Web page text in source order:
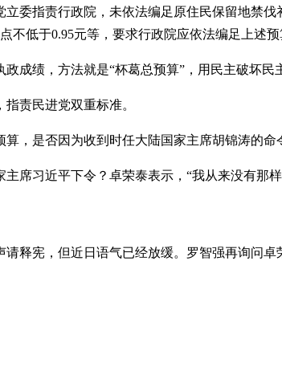
委指责行政院，未依法编足原住民保留地禁
低于0.95元等，要求行政院应依法编足上述预
成绩，方法就是“杯葛总预算”，用民主破坏民
责民进党双重标准。
，是否因为收到时任大陆国家主席胡锦涛的命
席习近平下令？卓荣泰表示，“我从来没有那
释宪，但近日语气已经放缓。罗智强再询问